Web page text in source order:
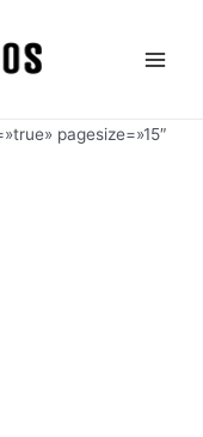
pagesize=»15″